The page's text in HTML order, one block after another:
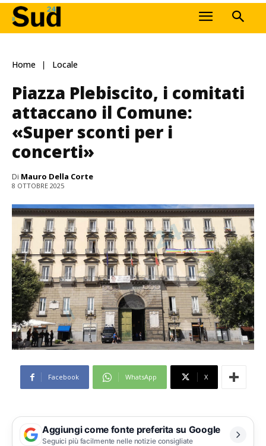
Home Locale
Piazza Plebiscito, i comitati
attaccano il Comune:
«Super sconti per i
concerti»
Di Mauro Della Corte
8 OTTOBRE 2025
Facebook WhatsApp X
Aggiungi come fonte preferita su Google
Seguici più facilmente nelle notizie consigliate